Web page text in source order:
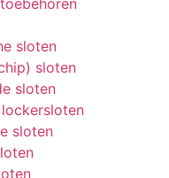
sloten
sloten
sloten
sloten